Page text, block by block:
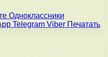
Одноклассники
Telegram Viber Печатать